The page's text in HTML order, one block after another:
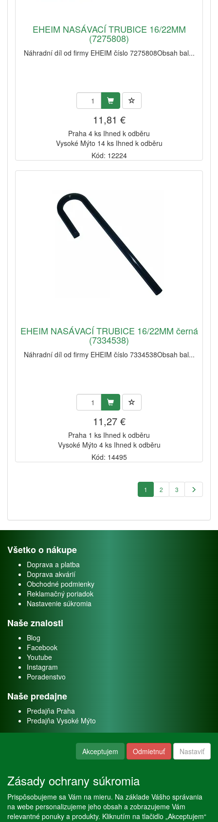
EHEIM NASÁVACÍ TRUBICE 16/22MM
(7275808)
Náhradní díl od firmy EHEIM číslo 7275808Obsah bal...
11,81 €
Praha 4 ks Ihned k odběru
Vysoké Mýto 14 ks Ihned k odběru
Kód: 12224
EHEIM NASÁVACÍ TRUBICE 16/22MM černá
(7334538)
Náhradní díl od firmy EHEIM číslo 7334538Obsah bal...
11,27 €
Praha 1 ks Ihned k odběru
Vysoké Mýto 4 ks Ihned k odběru
Kód: 14495
1 2 3
Všetko o nákupe
Doprava a platba
Doprava akvárií
Obchodné podmienky
Reklamačný poriadok
Nastavenie súkromia
Naše znalosti
Blog
Facebook
Youtube
Instagram
Poradenstvo
Naše predajne
Predajňa Praha
Predajňa Vysoké Mýto
Naše služby
Servis
Predaj akváriových rýb
Predaj akváriových rastlín
Akceptujem Odmietnuť Nastaviť
Zásady ochrany súkromia
Prispôsobujeme sa Vám na mieru. Na základe Vášho správania
na webe personalizujeme jeho obsah a zobrazujeme Vám
relevantné ponuky a produkty. Kliknutím na tlačidlo „Akceptujem“